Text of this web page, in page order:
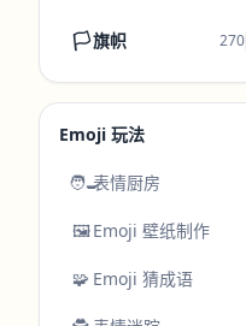
🏳️旗帜 270
Emoji 玩法
🧑‍🍳表情厨房
🖼️Emoji 壁纸制作
🧩 Emoji 猜成语